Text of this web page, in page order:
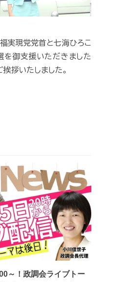
実現党党首と七海ひろこ
を御支援いただきました
拶いたしました。
～！政調会ライブトー